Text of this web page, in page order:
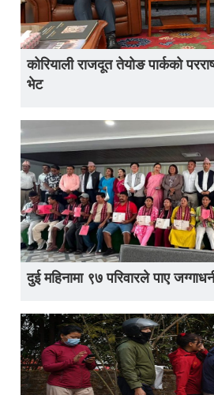
कोरियाली राजदूत तेयोङ पार्कको
भेट
दुई महिनामा ९७ परिवारले पाए